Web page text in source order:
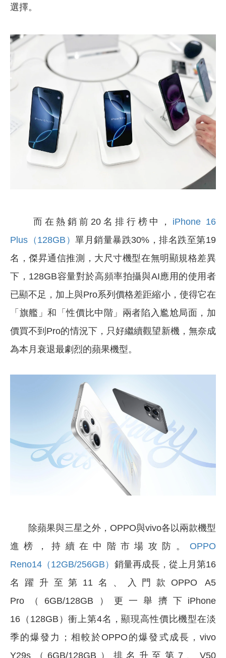
選擇。
而在熱銷前20名排行榜中， iPhone 16
Plus（128GB）單月銷量暴跌30%，排名跌至第19
名，傑昇通信推測，大尺寸機型在無明顯規格差異
下，128GB容量對於高頻率拍攝與AI應用的使用者
已顯不足，加上與Pro系列價格差距縮小，使得它在
「旗艦」和「性價比中階」兩者陷入尷尬局面，加
價買不到Pro的情況下，只好繼續觀望新機，無奈成
為本月衰退最劇烈的蘋果機型。
除蘋果與三星之外，OPPO與vivo各以兩款機型
進榜，持續在中階市場攻防。 OPPO
Reno14（12GB/256GB） 銷量再成長，從上月第16
名躍升至第11名、入門款OPPO A5
Pro（6GB/128GB）更一舉擠下iPhone
16（128GB）衝上第4名，顯現高性價比機型在淡
季的爆發力；相較於OPPO的爆發式成長，vivo
Y29s（6GB/128GB）排名升至第7、V50